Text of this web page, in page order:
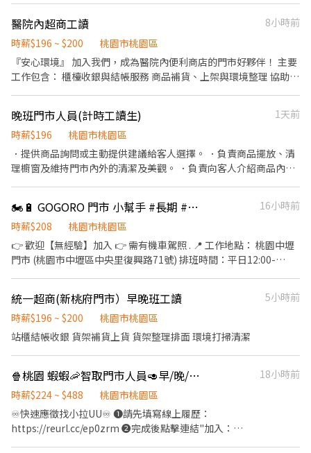
樓 龜山長慶-智取店：桃園市龜山區長慶三街40號 龜山萬壽三-智取
店：桃園市龜山區萬壽路一段231號1樓 蘆竹大有-寄件店：桃園市
蘆竹大新店：桃園市蘆竹區大新一街26號1樓 蘆竹南順店：桃園市
蘆竹區南順四街8號1樓 蘆竹福祿-智取店：桃園市蘆竹區福祿一街
52號地下一樓 觀音大觀店：桃園市觀音區大觀路二段257之1號1樓
觀音新生-智取店：桃園市觀音區新生路1545號1樓 新竹北新-智取
店：新竹市北區北新街135號1樓 新竹光復二店：新竹市東區光復路
二段142號1樓 新竹光復三-智取店：新竹市東區光復路一段45號1樓
新竹竹蓮-智取店：新竹市東區南大路382號1樓 新竹東光-智取店：
新竹市東區東光路147號1樓 新竹東南店：新竹市東區東南街80號1
樓 新竹金山店：新竹市東區金山北一街116號1樓 新竹關新店：新竹
店：新竹縣竹北市光明五街319號1樓 竹北勝利二-智取店：新竹縣
竹北市勝利十五街262號1樓 竹北嘉豐店：新竹縣竹北市嘉豐五路二
段132號1樓 竹東民族店：新竹縣竹東鎮民族路58號1、2樓 竹東杞
林店：新竹縣竹東鎮杞林路8號1樓 竹東站前-智取店：新竹縣竹東
鎮北興路一段611號1樓 芎林文山-智取店：新竹縣芎林鄉文山路437
號1樓 湖口湖心店：新竹縣湖口鄉中山路一段569號1樓 新埔福德-智
取店：新竹縣新埔鎮福德街17號1樓 新豐松柏-智取店：新竹縣新豐
鄉松柏街128號1樓 關西正義-智取店：新竹縣關西鎮正義路186號1
樓 📌 薪資福利 ☀️ 早班時薪：$204 ~ $244 🌙 晚班時薪：$224 ~
$264 💼 勞健保完整保障 🛵 交通補助（機車/汽車皆有） 📚 線上訓
練，零經驗也能快速上手 🧘 固定班別，免輪班更安心 🍱 雙週排班
制，工作生活雙平衡 🔽🔽如何應徵?🔽🔽🔽 👉快速連結：
【https://lin.ee/L61OXnF】 或者 賴ID：@nhy5896h 👉截圖職缺
文 👉私訊留下 【姓名、電話、應徵蝦皮門市人員、找霍專員應徵】
後繼續上班：時薪200元 只接受匯款發薪、沒有個人帳戶者請先去
開戶謝謝 （中國信託或聯邦銀行優先） 主要工作：收銀、下班虧損
需於交接時補上不月結 次要工作： 協助客人操作APP跟自助列印影
印傳真或是補單（LifeET補停車費或罰單、雲端中獎發票列印）
善、祥櫂、廣華、庚大、美光一、龜山廣達、友達電、廣瀨門市
(註：廠區門市環境單純，錄取標準將依各科技廠區門禁規範配合辦
規，應徵大夜班需年滿 18 ） ✔️ 無經驗可，只要具備服務熱忱與學
習心 ✔️ 對門市經營、甚至未來想晉升幹部有興趣的夥伴 🎉 名額有
限！立刻點擊「應徵」或私訊我們，先聊聊也沒問題！
注意⚠️：因工作性質是餐飲故不能做美甲💅 有興趣請投履歷或來電
洽詢
醫院內超商工讀
8小時前
時薪$196 ~ $200
桃園市桃園區
『安心環境』 加入我們，成為醫院內便利商店的門市好夥伴！ 主要
工作包含： 櫃檯收銀與結帳服務 商品補貨、上架與環境整理 協助顧
晚班門市人員(計時工讀生)
1天前
時薪$196
桃園市桃園區
．提供商品詢問或主動提供建議給客人選擇。 ．負責商品擺放、清
理櫥窗及維持門市內外的清潔及美觀。 ．負責向客人介紹商品內容
量。 ．負責在當班結束後，門市內外的清潔及閉店工作。
🏍️🔋 GOGORO 門市 小幫手 #長期 #無經驗可 (S)
16小時前
時薪$208
桃園市桃園區
👉 歡迎【無經驗】加入 👉 需有機車駕照 . 📍 工作地點： 桃園中壢
門市 (桃園市中壢區中央里復興路71號) 排班時間：平日12:00-
12:00~21:00，會依照門市狀況安排 . 🔸 工作內容簡介： 接待顧客：
介紹 Gogoro 產品，引起顧客興趣 新車交車：整備清潔＋操作教
學，讓車主安心上路 問卷活動：協助派發與收集，推廣品牌理念 服
們一起用 Gogoro 改變城市的移動方式。 . 【✅ 應徵方式】 請點 ➡️
https://lin.ee/XSpUAdyl 無法點擊請搜尋@922vyxod (要加@) 加
入後請按照格式留言或提供職缺截圖 謝謝 (其他區域也歡迎詢問)
統一超商(新桃府門市）早晚班工讀
5小時前
時薪$196 ~ $200
桃園市桃園區
站櫃結帳收銀 貨架補貨上貨 貨架整理排面 環境打掃清潔
🍿桃園 蝦蝦🦐智取門市人員🥑早/晚/假日班
18小時前
時薪$224 ~ $488
桃園市桃園區
♾️快速應徵找小拉UU♾️ ❶請先填寫線上履歷：
https://reurl.cc/ep0zrm ❷完成後點擊連結"加入：